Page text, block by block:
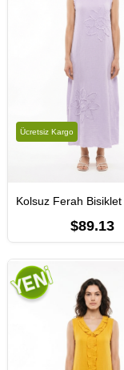
$89.13
Ücretsiz Kargo